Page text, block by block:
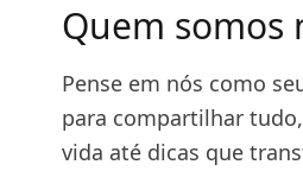
Quem somos
Pense em nós como
para compartilhar
vida até dicas que